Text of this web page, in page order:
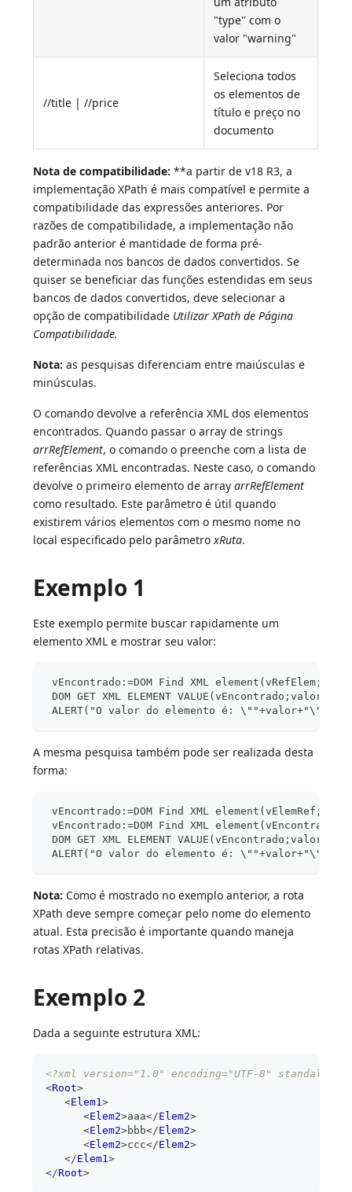
"type" com o
valor "warning"
//title | //price
Seleciona todos
os elementos de
título e preço no
documento
Nota de compatibilidade: **a partir de v18 R3, a
implementação XPath é mais compatível e permite a
compatibilidade das expressões anteriores. Por
razões de compatibilidade, a implementação não
padrão anterior é mantidade de forma pré-
determinada nos bancos de dados convertidos. Se
quiser se beneficiar das funções estendidas em seus
bancos de dados convertidos, deve selecionar a
opção de compatibilidade Utilizar XPath de Página
Compatibilidade.
Nota: as pesquisas diferenciam entre maiúsculas e
minúsculas.
O comando devolve a referência XML dos elementos
encontrados. Quando passar o array de strings
arrRefElement, o comando o preenche com a lista de
referências XML encontradas. Neste caso, o comando
devolve o primeiro elemento de arrayarrRefElement
como resultado. Este parâmetro é útil quando
existirem vários elementos com o mesmo nome no
local especificado pelo parâmetroxRuta.
Exemplo 1
Este exemplo permite buscar rapidamente um
elemento XML e mostrar seu valor:
vEncontrado:=DOM Find XML
DOM GET XML ELEMENT VALUE(vEncontrado;valor)
ALERT("O valor do elemento é: \""+valor+"\"")
A mesma pesquisa também pode ser realizada desta
forma:
vEncontrado:=DOM Find XML
vEncontrado:=DOM Find XML
DOM GET XML ELEMENT VALUE(vEncontrado;valor)
ALERT("O valor do elemento é: \""+valor+"\"")
Nota: Como é mostrado no exemplo anterior, a rota
XPath deve sempre começar pelo nome do elemento
atual. Esta precisão é importante quando maneja
rotas XPath relativas.
Exemplo 2
Dada a seguinte estrutura XML:
<?xml version="1.0" encoding="UTF-8"
<Root>
<Elem1>
<Elem2>aaa</Elem2>
<Elem2>bbb</Elem2>
<Elem2>ccc</Elem2>
</Elem1>
</Root>